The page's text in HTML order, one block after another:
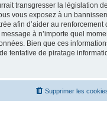
transgresser la législation
vous exposez à un
afin d’aider au
à n’importe quel
Bien que ces
tentative de piratage
Supprimer les